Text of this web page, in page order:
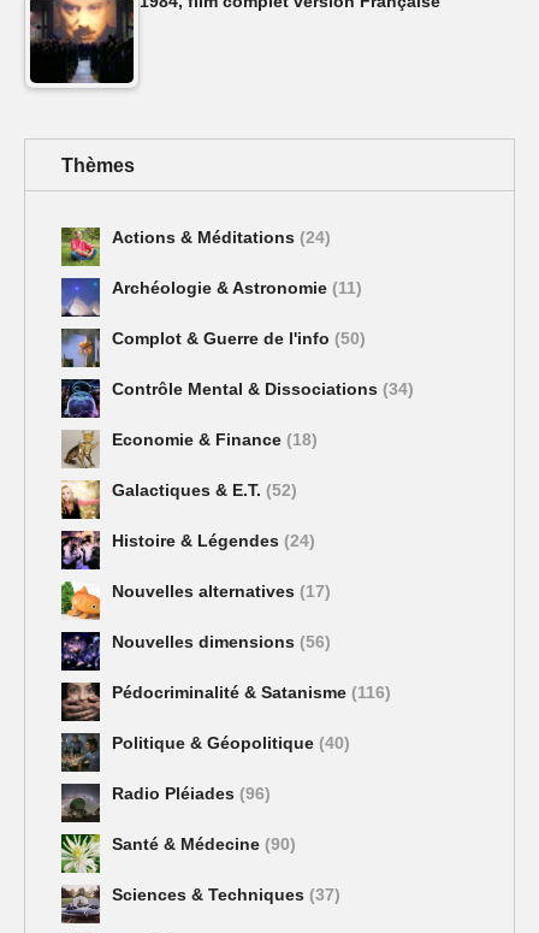
Thèmes
Actions & Méditations (24)
Archéologie & Astronomie (11)
Complot & Guerre de l'info (50)
Contrôle Mental & Dissociations (34)
Economie & Finance (18)
Galactiques & E.T. (52)
Histoire & Légendes (24)
Nouvelles alternatives (17)
Nouvelles dimensions (56)
Pédocriminalité & Satanisme (116)
Politique & Géopolitique (40)
Radio Pléiades (96)
Santé & Médecine (90)
Sciences & Techniques (37)